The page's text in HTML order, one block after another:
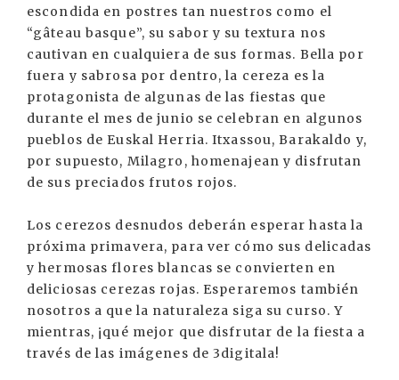
escondida en postres tan nuestros como el
“gâteau basque”, su sabor y su textura nos
cautivan en cualquiera de sus formas. Bella por
fuera y sabrosa por dentro, la cereza es la
protagonista de algunas de las fiestas que
durante el mes de junio se celebran en algunos
pueblos de Euskal Herria. Itxassou, Barakaldo y,
por supuesto, Milagro, homenajean y disfrutan
de sus preciados frutos rojos.
Los cerezos desnudos deberán esperar hasta la
próxima primavera, para ver cómo sus delicadas
y hermosas flores blancas se convierten en
deliciosas cerezas rojas. Esperaremos también
nosotros a que la naturaleza siga su curso. Y
mientras, ¡qué mejor que disfrutar de la fiesta a
través de las imágenes de 3digitala!